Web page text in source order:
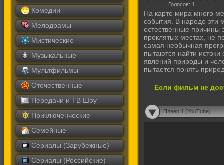
Комедии
Мелодрамы
Мистические
Музыкальные
Мультфильмы
Отечественные
Передачи и ТВ Шоу
Приключенческие
Семейные
Сериалы (Зарубежные)
Сериалы (Российские)
Голосов: 1
На карте мира много
события. В народе эти
естественные причины
проклятых местах, не
самая необычная
пытаются найти
явлений природы и
пытается понять
Если фильм не
Плеер 1 (YouTube)